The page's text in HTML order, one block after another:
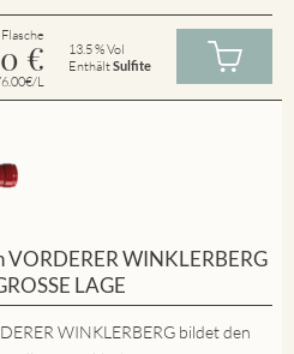
€
L
13.5 % Vol
EnthältSulfite
WINKLERBERG
LAGE
WINKLERBERG bildet den